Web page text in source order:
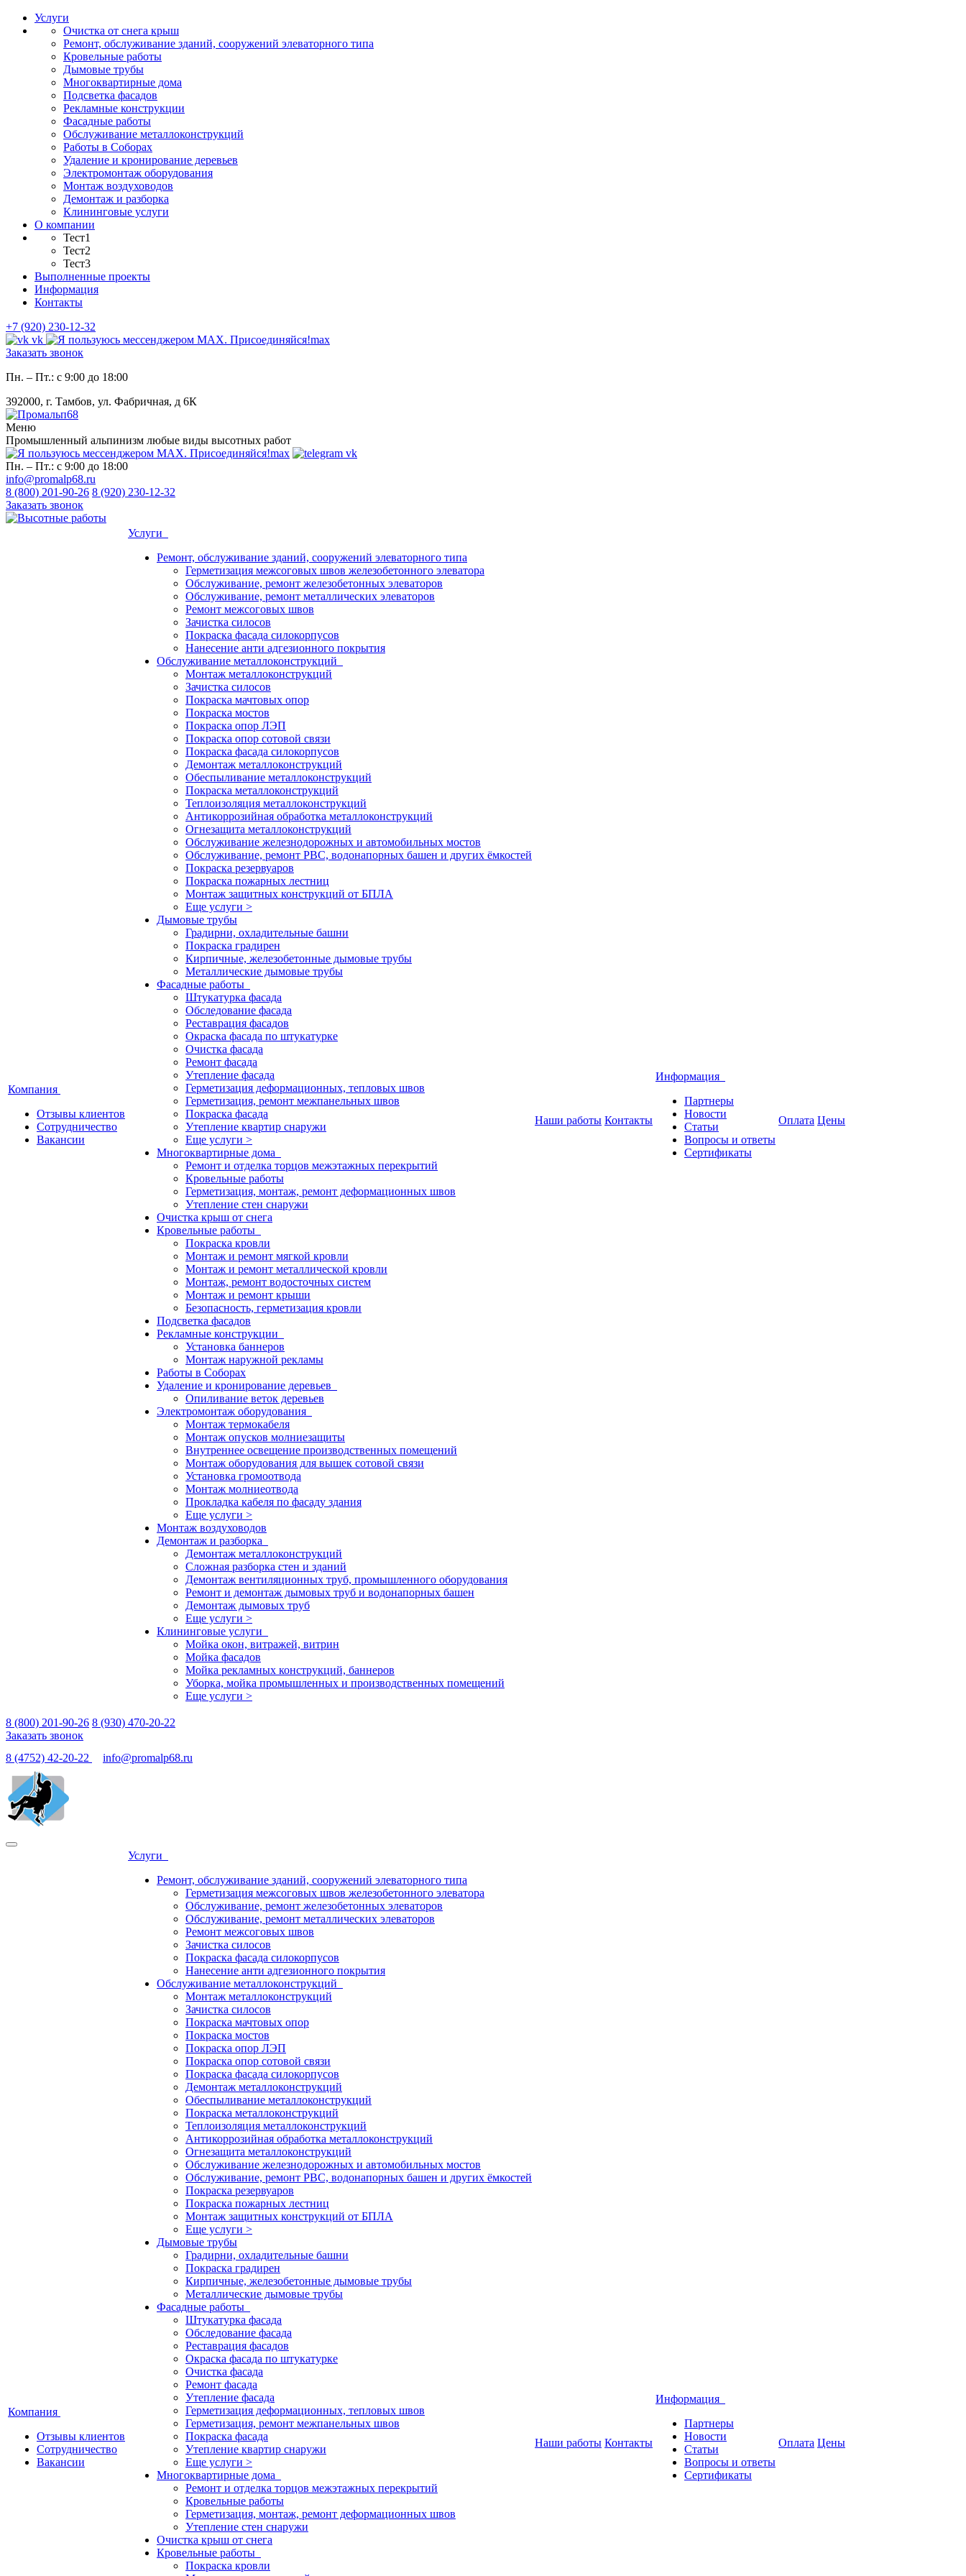
Услуги
Очистка от снега крыш
Ремонт, обслуживание зданий, сооружений элеваторного типа
Кровельные работы
Дымовые трубы
Многоквартирные дома
Подсветка фасадов
Рекламные конструкции
Фасадные работы
Обслуживание металлоконструкций
Работы в Соборах
Удаление и кронирование деревьев
Электромонтаж оборудования
Монтаж воздуховодов
Демонтаж и разборка
Клининговые услуги
О компании
Тест1
Тест2
Тест3
Выполненные проекты
Информация
Контакты
+7 (920) 230-12-32
vk
max
Заказать звонок
Пн. – Пт.: с 9:00 до 18:00
392000, г. Тамбов, ул. Фабричная, д 6К
Меню
Промышленный альпинизм любые виды высотных работ
max
vk
Пн. – Пт.: с 9:00 до 18:00
info@promalp68.ru
8 (800) 201-90-26 8 (920) 230-12-32
Заказать звонок
Компания
Отзывы клиентов
Сотрудничество
Вакансии
Услуги
Ремонт, обслуживание зданий, сооружений элеваторного типа
Герметизация межсоговых швов железобетонного элеватора
Обслуживание, ремонт железобетонных элеваторов
Обслуживание, ремонт металлических элеваторов
Ремонт межсоговых швов
Зачистка силосов
Покраска фасада силокорпусов
Нанесение анти адгезионного покрытия
Обслуживание металлоконструкций
Монтаж металлоконструкций
Зачистка силосов
Покраска мачтовых опор
Покраска мостов
Покраска опор ЛЭП
Покраска опор сотовой связи
Покраска фасада силокорпусов
Демонтаж металлоконструкций
Обеспыливание металлоконструкций
Покраска металлоконструкций
Теплоизоляция металлоконструкций
Антикоррозийная обработка металлоконструкций
Огнезащита металлоконструкций
Обслуживание железнодорожных и автомобильных мостов
Обслуживание, ремонт РВС, водонапорных башен и других ёмкостей
Покраска резервуаров
Покраска пожарных лестниц
Монтаж защитных конструкций от БПЛА
Еще услуги >
Дымовые трубы
Градирни, охладительные башни
Покраска градирен
Кирпичные, железобетонные дымовые трубы
Металлические дымовые трубы
Фасадные работы
Штукатурка фасада
Обследование фасада
Реставрация фасадов
Окраска фасада по штукатурке
Очистка фасада
Ремонт фасада
Утепление фасада
Герметизация деформационных, тепловых швов
Герметизация, ремонт межпанельных швов
Покраска фасада
Утепление квартир снаружи
Еще услуги >
Многоквартирные дома
Ремонт и отделка торцов межэтажных перекрытий
Кровельные работы
Герметизация, монтаж, ремонт деформационных швов
Утепление стен снаружи
Очистка крыш от снега
Кровельные работы
Покраска кровли
Монтаж и ремонт мягкой кровли
Монтаж и ремонт металлической кровли
Монтаж, ремонт водосточных систем
Монтаж и ремонт крыши
Безопасность, герметизация кровли
Подсветка фасадов
Рекламные конструкции
Установка баннеров
Монтаж наружной рекламы
Работы в Соборах
Удаление и кронирование деревьев
Опиливание веток деревьев
Электромонтаж оборудования
Монтаж термокабеля
Монтаж опусков молниезащиты
Внутреннее освещение производственных помещений
Монтаж оборудования для вышек сотовой связи
Установка громоотвода
Монтаж молниеотвода
Прокладка кабеля по фасаду здания
Еще услуги >
Монтаж воздуховодов
Демонтаж и разборка
Демонтаж металлоконструкций
Сложная разборка стен и зданий
Демонтаж вентиляционных труб, промышленного оборудования
Ремонт и демонтаж дымовых труб и водонапорных башен
Демонтаж дымовых труб
Еще услуги >
Клининговые услуги
Мойка окон, витражей, витрин
Мойка фасадов
Мойка рекламных конструкций, баннеров
Уборка, мойка промышленных и производственных помещений
Еще услуги >
Наши работы Контакты
Информация
Партнеры
Новости
Статьи
Вопросы и ответы
Сертификаты
Оплата Цены
8 (800) 201-90-26 8 (930) 470-20-22
Заказать звонок
8 (4752) 42-20-22
info@promalp68.ru
Компания
Отзывы клиентов
Сотрудничество
Вакансии
Услуги
Ремонт, обслуживание зданий, сооружений элеваторного типа
Герметизация межсоговых швов железобетонного элеватора
Обслуживание, ремонт железобетонных элеваторов
Обслуживание, ремонт металлических элеваторов
Ремонт межсоговых швов
Зачистка силосов
Покраска фасада силокорпусов
Нанесение анти адгезионного покрытия
Обслуживание металлоконструкций
Монтаж металлоконструкций
Зачистка силосов
Покраска мачтовых опор
Покраска мостов
Покраска опор ЛЭП
Покраска опор сотовой связи
Покраска фасада силокорпусов
Демонтаж металлоконструкций
Обеспыливание металлоконструкций
Покраска металлоконструкций
Теплоизоляция металлоконструкций
Антикоррозийная обработка металлоконструкций
Огнезащита металлоконструкций
Обслуживание железнодорожных и автомобильных мостов
Обслуживание, ремонт РВС, водонапорных башен и других ёмкостей
Покраска резервуаров
Покраска пожарных лестниц
Монтаж защитных конструкций от БПЛА
Еще услуги >
Дымовые трубы
Градирни, охладительные башни
Покраска градирен
Кирпичные, железобетонные дымовые трубы
Металлические дымовые трубы
Фасадные работы
Штукатурка фасада
Обследование фасада
Реставрация фасадов
Окраска фасада по штукатурке
Очистка фасада
Ремонт фасада
Утепление фасада
Герметизация деформационных, тепловых швов
Герметизация, ремонт межпанельных швов
Покраска фасада
Утепление квартир снаружи
Еще услуги >
Многоквартирные дома
Ремонт и отделка торцов межэтажных перекрытий
Кровельные работы
Герметизация, монтаж, ремонт деформационных швов
Утепление стен снаружи
Очистка крыш от снега
Кровельные работы
Покраска кровли
Наши работы Контакты
Информация
Партнеры
Новости
Статьи
Вопросы и ответы
Сертификаты
Оплата Цены